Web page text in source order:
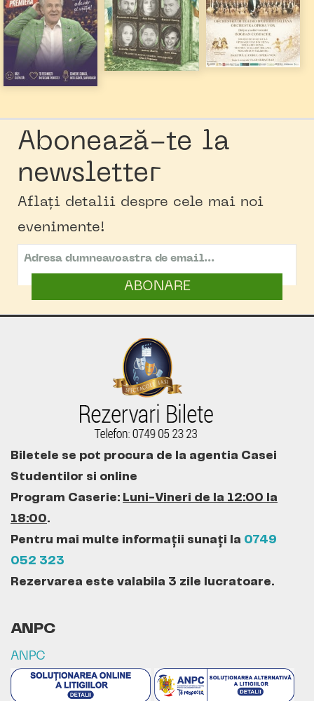
Abonează-te la
newsletter
Aflați detalii despre cele mai noi
evenimente!
ABONARE
Biletele se pot procura de la agentia Casei
Studentilor si online
Program Caserie: Luni-Vineri de la 12:00 la
18:00.
Pentru mai multe informații sunați la 0749
052 323
Rezervarea este valabila 3 zile lucratoare.
ANPC
ANPC